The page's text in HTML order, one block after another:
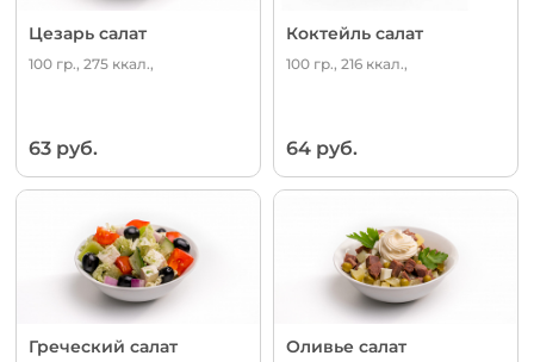
Цезарь салат
100 гр., 275 ккал.,
63 руб.
Коктейль салат
100 гр., 216 ккал.,
64 руб.
Греческий салат Оливье салат